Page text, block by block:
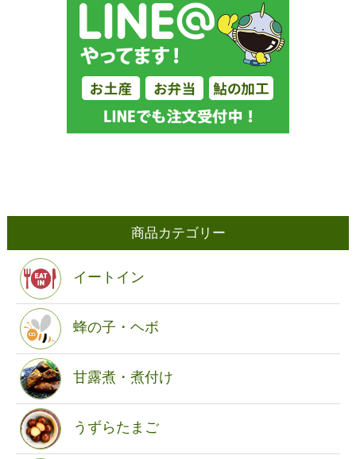
商品カテゴリー
イートイン
蜂の子・ヘボ
甘露煮・煮付け
うずらたまご